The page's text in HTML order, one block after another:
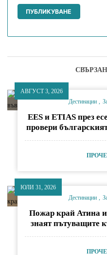
АВГУСТ 3, 2026
Дестинации
EES и ETIAS през
провери
ЮЛИ 31, 2026
Дестинации
Пожар край Атина
знаят пътуващите